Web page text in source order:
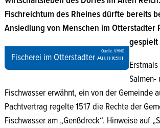
Quelle: VHNO
Fischerei im Otterstadter Altrhein
Fischreichtum des Rheines dürfte bereits
Ansiedlung von Menschen im Otterstadter
Fischwasser erwähnt, ein von der Gemeinde
Pachtvertrag regelte 1517 die Rechte der
Fischwasser am „Genßdreck“. Hinweise auf